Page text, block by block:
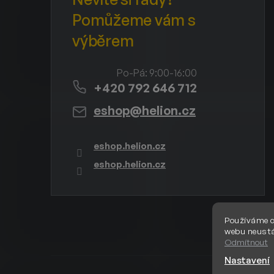
Používáme
webu
Odmítnout
Nastavení
eshop@helion.cz
+420 792 646 712
eshop.helion.cz
eshop.helion.cz